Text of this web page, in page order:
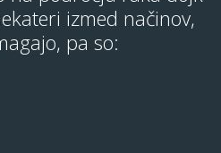
izmed načinov,
pa so: